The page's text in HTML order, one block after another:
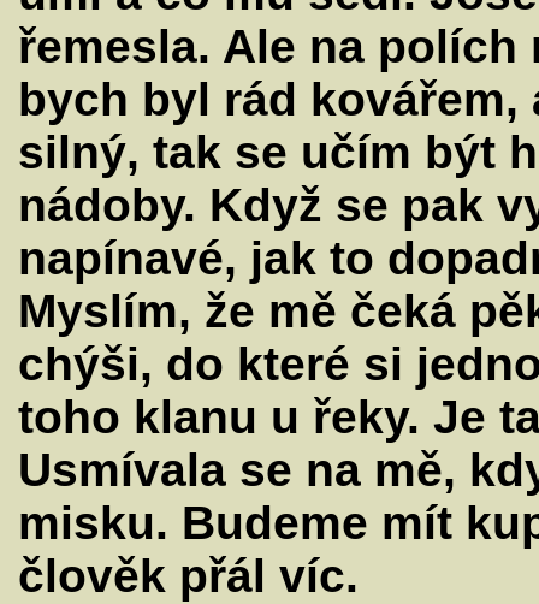
řemesla. Ale na
bych byl rád
silný, tak se učím být
nádoby. Když se pak
napínavé, jak to
Myslím, že mě čeká
chýši, do které si
toho klanu u řeky. Je
Usmívala se na mě,
misku. Budeme mít
člověk přál víc.